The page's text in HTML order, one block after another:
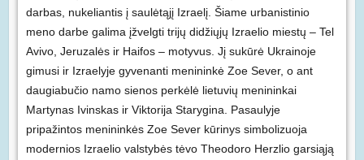
darbas, nukeliantis į saulėtąjį Izraelį. Šiame urbanistinio
meno darbe galima įžvelgti trijų didžiųjų Izraelio miestų – Tel
Avivo, Jeruzalės ir Haifos – motyvus. Jį sukūrė Ukrainoje
gimusi ir Izraelyje gyvenanti menininkė Zoe Sever, o ant
daugiabučio namo sienos perkėlė lietuvių menininkai
Martynas Ivinskas ir Viktorija Starygina. Pasaulyje
pripažintos menininkės Zoe Sever kūrinys simbolizuoja
modernios Izraelio valstybės tėvo Theodoro Herzlio garsiąją